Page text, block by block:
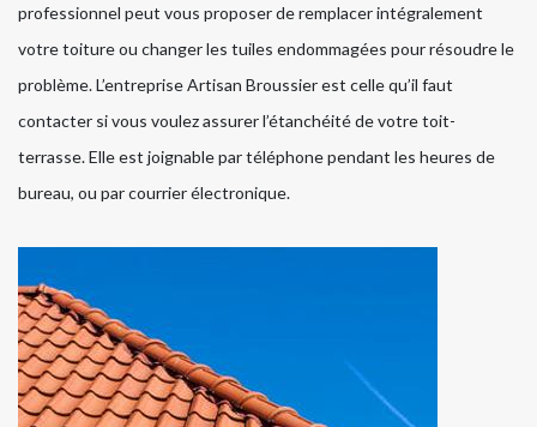
professionnel peut vous proposer de remplacer intégralement
votre toiture ou changer les tuiles endommagées pour résoudre le
problème. L’entreprise Artisan Broussier est celle qu’il faut
contacter si vous voulez assurer l’étanchéité de votre toit-
terrasse. Elle est joignable par téléphone pendant les heures de
bureau, ou par courrier électronique.